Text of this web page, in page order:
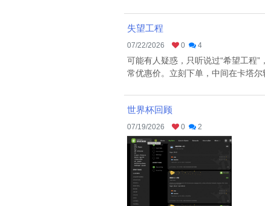
失望工程
07/22/2026 0 4
可能有人疑惑，只听说过“希望工程
常优惠价。立刻下单，中间在卡塔
世界杯回顾
07/19/2026 0 2